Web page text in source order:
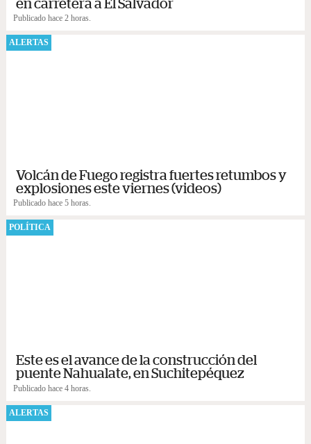
en carretera a El Salvador
Publicado hace 2 horas.
ALERTAS
Volcán de Fuego registra fuertes retumbos y
explosiones este viernes (videos)
Publicado hace 5 horas.
POLÍTICA
Este es el avance de la construcción del
puente Nahualate, en Suchitepéquez
Publicado hace 4 horas.
ALERTAS